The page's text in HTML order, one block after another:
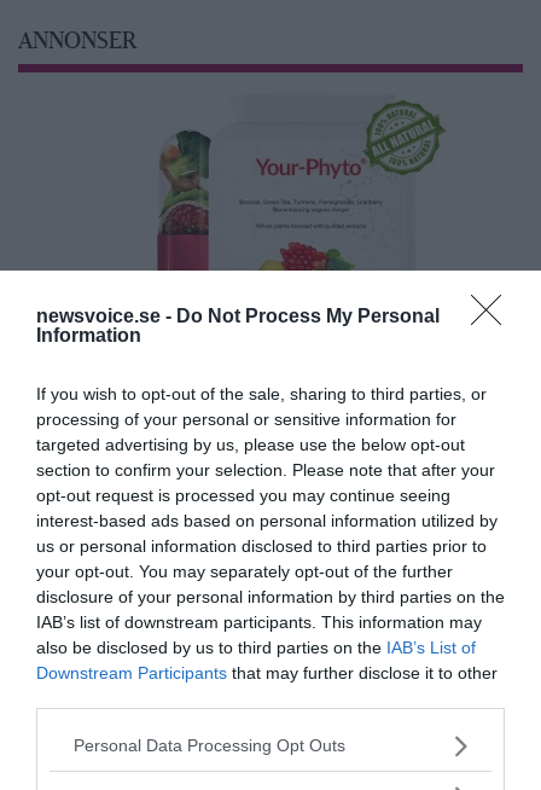
newsvoice.se - Do Not Process My Personal
Information
If you wish to opt-out of the sale, sharing to third parties, or
processing of your personal or sensitive information for
targeted advertising by us, please use the below opt-out
section to confirm your selection. Please note that after your
opt-out request is processed you may continue seeing
interest-based ads based on personal information utilized by
us or personal information disclosed to third parties prior to
your opt-out. You may separately opt-out of the further
disclosure of your personal information by third parties on the
IAB’s list of downstream participants. This information may
also be disclosed by us to third parties on the IAB’s List of
Downstream Participants that may further disclose it to other
Please note that this website/app uses one or more Google
Personal Data Processing Opt Outs
ANNONSER